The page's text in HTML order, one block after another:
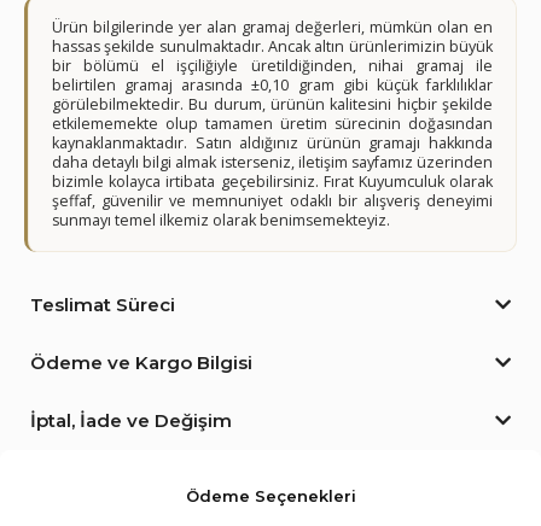
Ürün bilgilerinde yer alan gramaj değerleri, mümkün olan en
hassas şekilde sunulmaktadır. Ancak altın ürünlerimizin büyük
bir bölümü el işçiliğiyle üretildiğinden, nihai gramaj ile
belirtilen gramaj arasında ±0,10 gram gibi küçük farklılıklar
görülebilmektedir. Bu durum, ürünün kalitesini hiçbir şekilde
etkilememekte olup tamamen üretim sürecinin doğasından
kaynaklanmaktadır. Satın aldığınız ürünün gramajı hakkında
daha detaylı bilgi almak isterseniz, iletişim sayfamız üzerinden
bizimle kolayca irtibata geçebilirsiniz. Fırat Kuyumculuk olarak
şeffaf, güvenilir ve memnuniyet odaklı bir alışveriş deneyimi
sunmayı temel ilkemiz olarak benimsemekteyiz.
Teslimat Süreci
Ödeme ve Kargo Bilgisi
İptal, İade ve Değişim
Ödeme Seçenekleri